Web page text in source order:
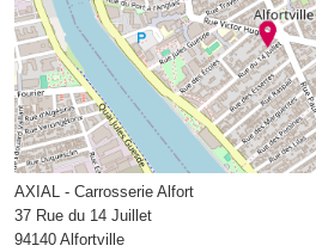
AXIAL - Carrosserie Alfort
37 Rue du 14 Juillet
94140 Alfortville